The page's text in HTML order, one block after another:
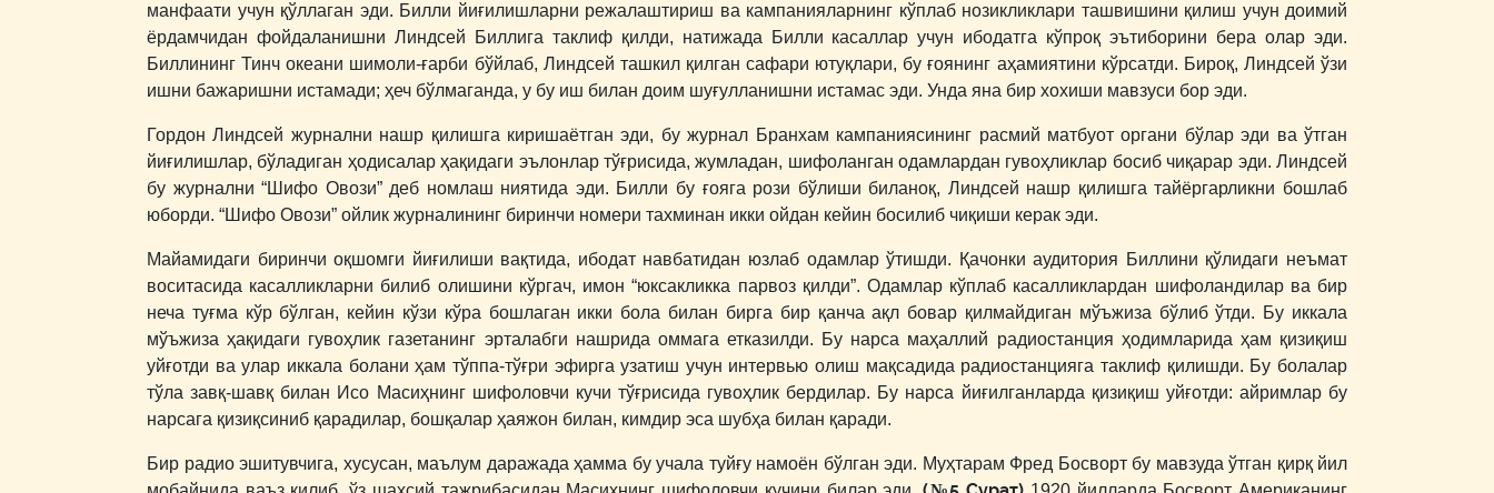
манфаати учун қўллаган эди. Билли йиғилишларни режалаштириш ва кампанияларнинг кўплаб нозикликлари ташвишини қилиш учун доимий
ёрдамчидан фойдаланишни Линдсей Биллига таклиф қилди, натижада Билли касаллар учун ибодатга кўпроқ эътиборини бера олар эди.
Биллининг Тинч океани шимоли-ғарби бўйлаб, Линдсей ташкил қилган сафари ютуқлари, бу ғоянинг аҳамиятини кўрсатди. Бироқ, Линдсей ўзи
ишни бажаришни истамади; ҳеч бўлмаганда, у бу иш билан доим шуғулланишни истамас эди. Унда яна бир хохиши мавзуси бор эди.
Гордон Линдсей журнални нашр қилишга киришаётган эди, бу журнал Бранхам кампаниясининг расмий матбуот органи бўлар эди ва ўтган
йиғилишлар, бўладиган ҳодисалар ҳақидаги эълонлар тўғрисида, жумладан, шифоланган одамлардан гувоҳликлар босиб чиқарар эди. Линдсей
бу журнални “Шифо Овози” деб номлаш ниятида эди. Билли бу ғояга рози бўлиши биланоқ, Линдсей нашр қилишга тайёргарликни бошлаб
юборди. “Шифо Овози” ойлик журналининг биринчи номери тахминан икки ойдан кейин босилиб чиқиши керак эди.
Майамидаги биринчи оқшомги йиғилиши вақтида, ибодат навбатидан юзлаб одамлар ўтишди. Қачонки аудитория Биллини қўлидаги неъмат
воситасида касалликларни билиб олишини кўргач, имон “юксакликка парвоз қилди”. Одамлар кўплаб касалликлардан шифоландилар ва бир
неча туғма кўр бўлган, кейин кўзи кўра бошлаган икки бола билан бирга бир қанча ақл бовар қилмайдиган мўъжиза бўлиб ўтди. Бу иккала
мўъжиза ҳақидаги гувоҳлик газетанинг эрталабги нашрида оммага етказилди. Бу нарса маҳаллий радиостанция ҳодимларида ҳам қизиқиш
уйғотди ва улар иккала болани ҳам тўппа-тўғри эфирга узатиш учун интервью олиш мақсадида радиостанцияга таклиф қилишди. Бу болалар
тўла завқ-шавқ билан Исо Масиҳнинг шифоловчи кучи тўғрисида гувоҳлик бердилар. Бу нарса йиғилганларда қизиқиш уйғотди: айримлар бу
нарсага қизиқсиниб қарадилар, бошқалар ҳаяжон билан, кимдир эса шубҳа билан қаради.
Бир радио эшитувчига, хусусан, маълум даражада ҳамма бу учала туйғу намоён бўлган эди. Муҳтарам Фред Босворт бу мавзуда ўтган қирқ йил